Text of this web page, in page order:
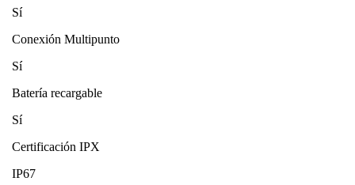
Sí
Conexión Multipunto
Sí
Batería recargable
Sí
Certificación IPX
IP67